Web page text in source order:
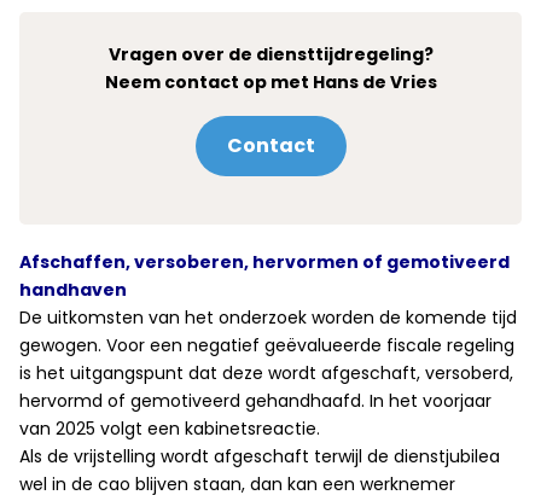
Vragen over de diensttijdregeling?
Neem contact op met Hans de Vries
Contact
Afschaffen, versoberen, hervormen of gemotiveerd
handhaven
De uitkomsten van het onderzoek worden de komende tijd
gewogen. Voor een negatief geëvalueerde fiscale regeling
is het uitgangspunt dat deze wordt afgeschaft, versoberd,
hervormd of gemotiveerd gehandhaafd. In het voorjaar
van 2025 volgt een kabinetsreactie.
Als de vrijstelling wordt afgeschaft terwijl de dienstjubilea
wel in de cao blijven staan, dan kan een werknemer